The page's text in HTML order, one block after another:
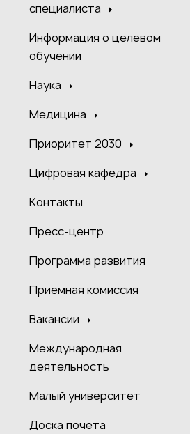
специалиста
Информация о целевом
обучении
Наука
Медицина
Приоритет 2030
Цифровая кафедра
Контакты
Пресс-центр
Программа развития
Приемная комиссия
Вакансии
Международная
деятельность
Малый университет
Доска почета